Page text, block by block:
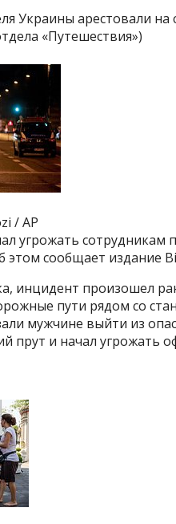
Украины арестовали
«Путешествия»)
/ AP
угрожать сотрудникам
этом сообщает издание
инцидент произошел
пути рядом со
мужчине выйти из
прут и начал угрожать